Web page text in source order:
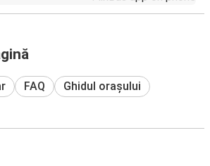
FAQ Ghidul orașului